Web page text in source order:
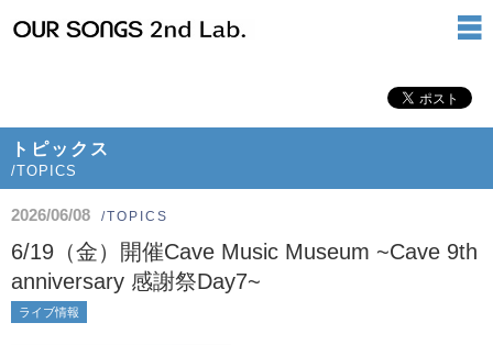
トピックス
/TOPICS
2026/06/08 /TOPICS
6/19（金）開催Cave Music Museum ~Cave 9th
anniversary 感謝祭Day7~
ライブ情報